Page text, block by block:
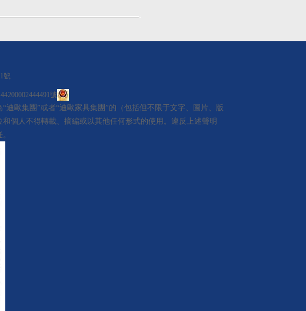
號
號
迪歐集團”或者“迪歐家具集團”的（包括但不限于文字、圖片、版
個人不得轉載、摘編或以其他任何形式的使用。違反上述聲明